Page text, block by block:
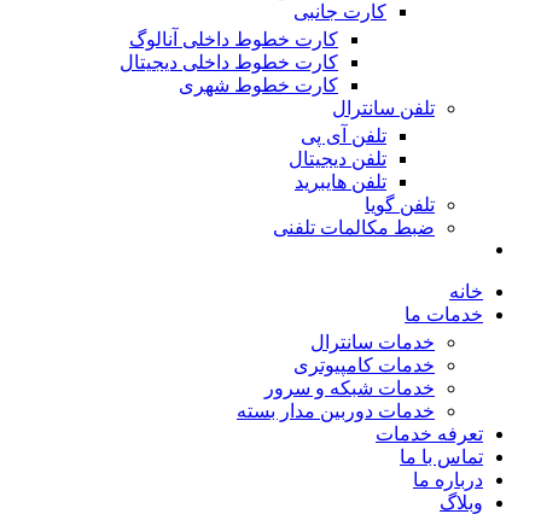
کارت جانبی
کارت خطوط داخلی آنالوگ
کارت خطوط داخلی دیجیتال
کارت خطوط شهری
تلفن سانترال
تلفن آی پی
تلفن دیجیتال
تلفن هایبرید
تلفن گویا
ضبط مکالمات تلفنی
خانه
خدمات ما
خدمات سانترال
خدمات کامپیوتری
خدمات شبکه و سرور
خدمات دوربین مدار بسته
تعرفه خدمات
تماس با ما
درباره ما
وبلاگ